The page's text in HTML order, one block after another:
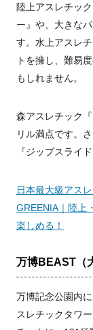
陸上アスレチッ
ー』や、大きな
す。水上アスレ
トを擁し、難易
もしれません。
森アスレチック
リル満点です。
『ジップスライ
日本最大級アス
GREENIA｜陸上
楽しめる！
万博BEAST（
万博記念公園内
スレチックタワ